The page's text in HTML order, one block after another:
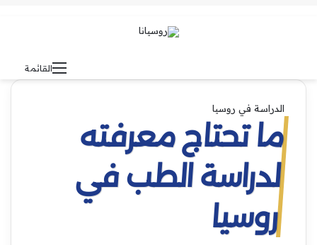
القائمة
الدراسة في روسيا
ما تحتاج معرفته
لدراسة الطب في
روسيا